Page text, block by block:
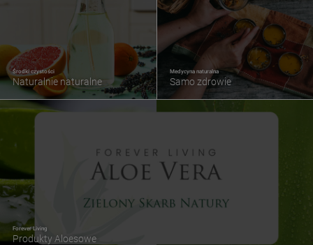
Forever Living
Produkty Aloesowe
Środki czystości
Naturalnie naturalne
Medycyna naturalna
Samo zdrowie